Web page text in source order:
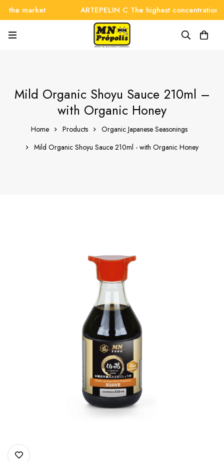
market ARTEPELIN C The highest concentration
Mild Organic Shoyu Sauce 210ml –
with Organic Honey
Home Products
Organic Japanese Seasonings
Mild Organic Shoyu Sauce 210ml - with Organic Honey